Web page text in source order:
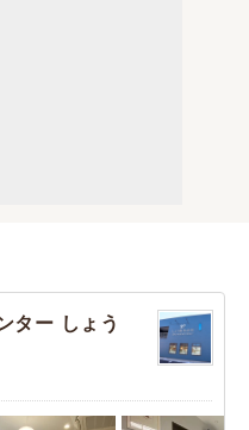
ター しょう